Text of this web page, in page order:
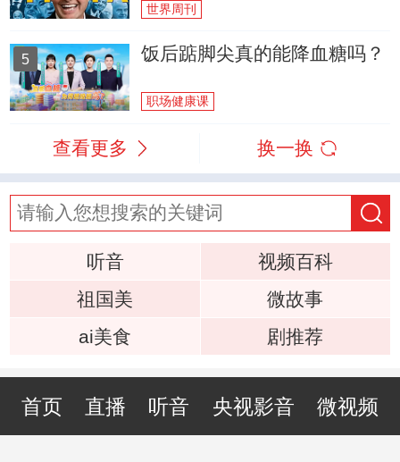
世界周刊
5 饭后踮脚尖真的能降血糖吗？
职场健康课
查看更多 换一换
听音
视频百科
祖国美
微故事
ai美食
剧推荐
首页 直播 听音 央视影音 微视频